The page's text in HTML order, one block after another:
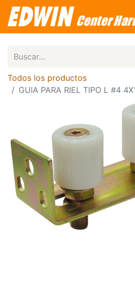
Todos los productos
GUIA PARA RIEL TIPO L #4